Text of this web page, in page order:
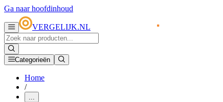
Ga naar hoofdinhoud
VERGELIJK.NL
Categorieën
Home
/
...